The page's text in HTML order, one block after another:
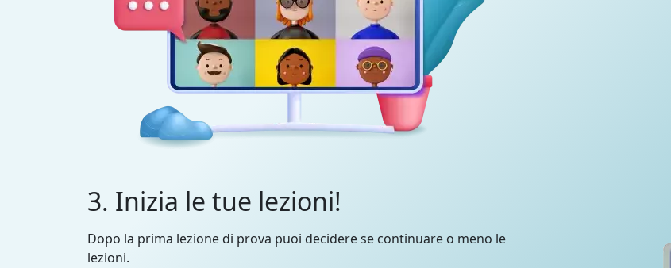
3. Inizia le tue lezioni!
Dopo la prima lezione di prova puoi decidere se continuare o meno le
lezioni.